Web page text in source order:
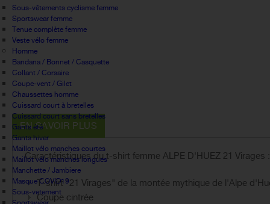
Sous-vêtements cyclisme femme
Sportswear femme
Tenue complète femme
Veste vélo femme
Homme
Bandana / Bonnet / Casquette
Collant / Corsaire
Coupe-vent / Gilet
Chaussettes homme
Cuissard court à bretelles
Cuissard court sans bretelles
Gants été
Gants hiver
Maillot vélo manches courtes
Maillot vélo manches longues
Manchette / Jambiere
Masque COVID19
Sous-vetement
EN SAVOIR PLUS
Caractéristiques du t-shirt femme ALPE D'HUEZ 21 Virages :
T-shirt "21 Virages" de la montée mythique de l'Alpe
Coupe cintrée